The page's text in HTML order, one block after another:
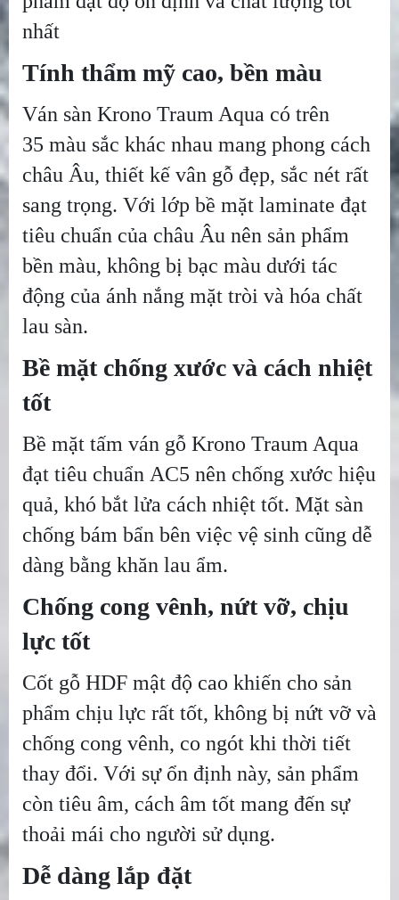
nhất
Tính thẩm mỹ cao, bền màu
Ván sàn Krono Traum Aqua có trên
35 màu sắc khác nhau mang phong cách
châu Âu, thiết kế vân gỗ đẹp, sắc nét rất
sang trọng. Với lớp bề mặt laminate đạt
tiêu chuẩn của châu Âu nên sản phẩm
bền màu, không bị bạc màu dưới tác
động của ánh nắng mặt tròi và hóa chất
lau sàn.
Bề mặt chống xước và cách nhiệt
tốt
Bề mặt tấm ván gỗ Krono Traum Aqua
đạt tiêu chuẩn AC5 nên chống xước hiệu
quả, khó bắt lửa cách nhiệt tốt. Mặt sàn
chống bám bẩn bên việc vệ sinh cũng dễ
dàng bằng khăn lau ẩm.
Chống cong vênh, nứt vỡ, chịu
lực tốt
Cốt gỗ HDF mật độ cao khiến cho sản
phẩm chịu lực rất tốt, không bị nứt vỡ và
chống cong vênh, co ngót khi thời tiết
thay đổi. Với sự ổn định này, sản phẩm
còn tiêu âm, cách âm tốt mang đến sự
thoải mái cho người sử dụng.
Dễ dàng lắp đặt